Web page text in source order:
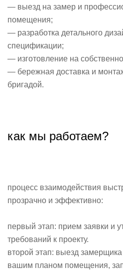
— выезд на замер и
помещения;
— разработка детального
спецификации;
— изготовление на
— бережная доставка и
бригадой.
как мы работаем?
процесс взаимодействия
прозрачно и эффективно:
первый этап: прием заявки и
требований к проекту.
второй этап: выезд
вашим планом помещения,